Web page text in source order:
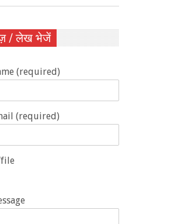
/ लेख भेजें
(required)
(required)
file